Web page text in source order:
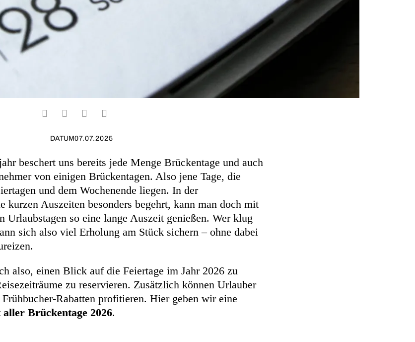
DATUM07.07.2025
beschert uns bereits jede Menge Brückentage und auch
von einigen Brückentagen. Also jene Tage, die
und dem Wochenende liegen. In der
kurzen Auszeiten besonders begehrt, kann man doch mit
so eine lange Auszeit genießen. Wer klug
sich also viel Erholung am Stück sichern – ohne dabei
also, einen Blick auf die Feiertage im Jahr 2026 zu
zu reservieren. Zusätzlich können Urlauber
Rabatten profitieren. Hier geben wir eine
Brückentage 2026.